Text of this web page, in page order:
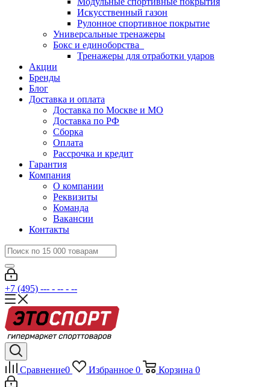
Искусственный газон
Рулонное спортивное покрытие
Универсальные тренажеры
Бокс и единоборства
Тренажеры для отработки ударов
Акции
Бренды
Блог
Доставка и оплата
Доставка по Москве и МО
Доставка по РФ
Сборка
Оплата
Рассрочка и кредит
Гарантия
Компания
О компании
Реквизиты
Команда
Вакансии
Контакты
+7 (495) --- - -- - --
Сравнение0 Избранное 0 Корзина 0